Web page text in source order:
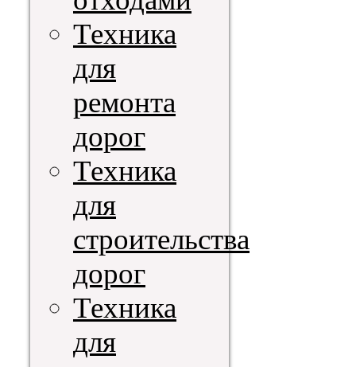
Техника
для
ремонта
дорог
Техника
для
строительства
дорог
Техника
для